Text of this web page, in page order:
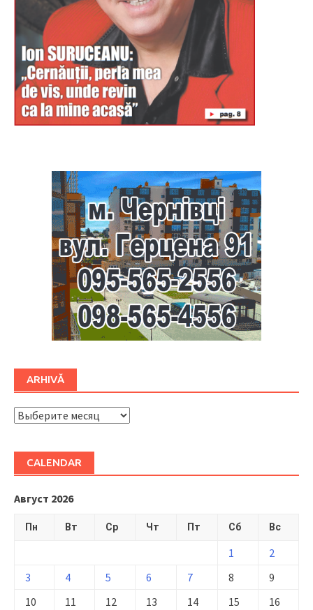
ARHIVĂ
ARHIVĂ
CALENDAR
Август 2026
Пн Вт Ср Чт Пт Сб Вс
1
2
3
4 5 6 7 8
9
10
11 12 13 14 15
16